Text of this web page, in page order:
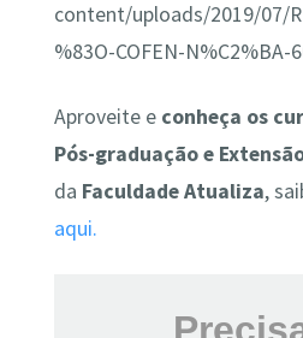
content/uploads/2019/07/
%83O-COFEN-N%C2%BA-
Aproveite e conheça os
Pós-graduação e
da Faculdade Atualiza,
aqui.